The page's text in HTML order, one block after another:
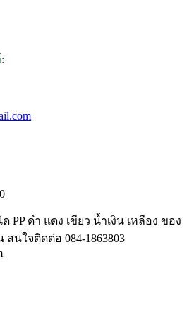
PP ดำ แดง เขียว น้ำเงิน เหลือง ของ
นใจติดต่อ 084-1863803